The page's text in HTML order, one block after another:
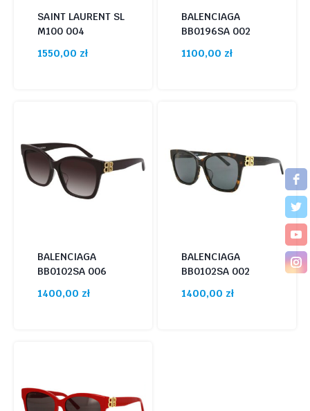
SAINT LAURENT SL
M100 004
1550,00 zł
BALENCIAGA
BB0196SA 002
1100,00 zł
BALENCIAGA
BB0102SA 006
1400,00 zł
BALENCIAGA
BB0102SA 002
1400,00 zł